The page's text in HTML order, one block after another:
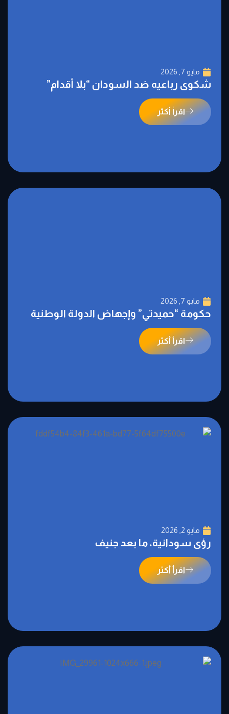
مايو 7, 2026
شكوى رباعيه ضد السودان “بلا أقدام”
اقرأ أكثر
مايو 7, 2026
حكومة “حميدتي” وإجهاض الدولة الوطنية
اقرأ أكثر
مايو 2, 2026
رؤى سودانية، ما بعد جنيف
اقرأ أكثر